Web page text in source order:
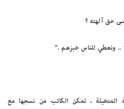
حق آلهته ؟
.. ونعطي للناس خبزهم .”
المتخيلة ، تمكن الكاتب من نسجها مع